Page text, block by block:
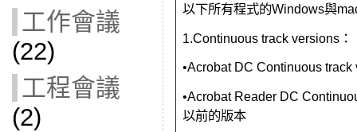
工作會議
(22)
工程會議
(2)
以下所有程式的Windows與
1.Continuous track versions：
•Acrobat DC Continuous
•Acrobat Reader DC
以前的版本